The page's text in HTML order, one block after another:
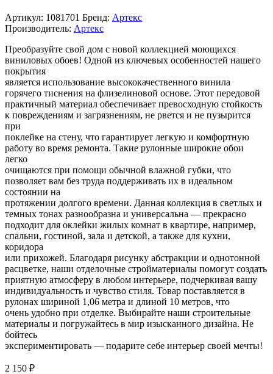
Артикул: 1081701 Бренд: Артекс
Производитель: Артекс
Преобразуйте свой дом с новой коллекцией моющихся
виниловых обоев! Одной из ключевых особенностей нашего
покрытия
является использование высококачественного винила
горячего тиснения на флизелиновой основе. Этот передовой
практичный материал обеспечивает превосходную стойкость
к повреждениям и загрязнениям, не рвется и не пузырится
при
поклейке на стену, что гарантирует легкую и комфортную
работу во время ремонта. Такие рулонные широкие обои
легко
очищаются при помощи обычной влажной губки, что
позволяет вам без труда поддерживать их в идеальном
состоянии на
протяжении долгого времени. Данная коллекция в светлых и
темных тонах разнообразна и универсальна — прекрасно
подходит для оклейки жилых комнат в квартире, например,
спальни, гостиной, зала и детской, а также для кухни,
коридора
или прихожей. Благодаря рисунку абстракции и однотонной
расцветке, наши отделочные стройматериалы помогут создать
приятную атмосферу в любом интерьере, подчеркивая вашу
индивидуальность и чувство стиля. Товар поставляется в
рулонах шириной 1,06 метра и длиной 10 метров, что
очень удобно при отделке. Выбирайте наши строительные
материалы и погружайтесь в мир изысканного дизайна. Не
бойтесь
экспериментировать — подарите себе интерьер своей мечты!
2 150 ₽